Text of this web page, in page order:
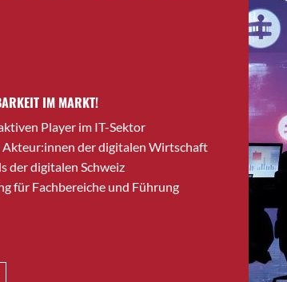
IM MARKT!
Player im IT-Sektor
Akteur:innen der digitalen Wirtschaft
der digitalen Schweiz
für Fachbereiche und Führung